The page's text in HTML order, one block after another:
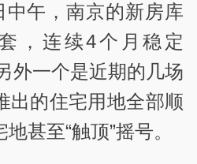
午，南京的新房库
，连续4个月稳定
外一个是近期的几场
出的住宅用地全部顺
甚至“触顶”摇号。